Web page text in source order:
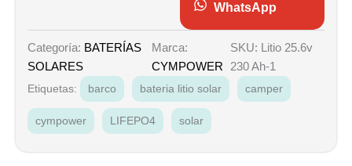
WhatsApp
Categoría: BATERÍAS
SOLARES
Marca:
CYMPOWER
SKU: Litio 25.6v
230 Ah-1
Etiquetas: barco bateria litio solar camper
cympower LIFEPO4 solar